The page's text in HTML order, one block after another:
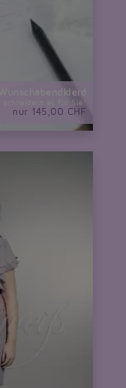
Wunschabendkleid
es für Sie!
nur 145,00 CHF